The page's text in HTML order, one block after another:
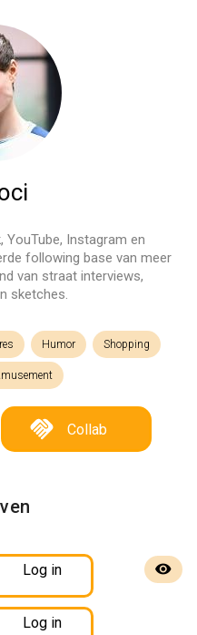
Instagram en
following base van meer
van straat interviews,
sketches.
Humor Shopping
Collab
Log in
Log in